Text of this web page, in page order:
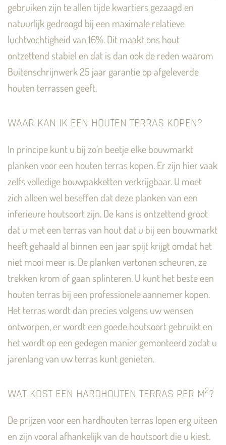
gebruiken zijn te allen tijde kwartiers gezaagd en
natuurlijk gedroogd bij een maximale relatieve
luchtvochtigheid van 16%. Dit maakt ons hout
ontzettend stabiel en dat is dan ook de reden waarom
Buitenschrijnwerk 25 jaar garantie op afgeleverde
houten terrassen geeft.
WAAR KAN IK EEN HOUTEN TERRAS KOPEN?
In principe kunt u bij zo’n beetje elke bouwmarkt
planken voor een houten terras kopen. Er zijn hier vaak
zelfs volledige bouwpakketten verkrijgbaar. U moet
zich alleen wel beseffen dat deze planken van een
inferieure houtsoort zijn. De kans is ontzettend groot
dat u met een terras van hout dat u bij een bouwmarkt
heeft gehaald al binnen een jaar spijt krijgt omdat het
niet mooi meer is. De planken vertonen scheuren, ze
trekken krom of gaan splinteren. U kunt het beste een
houten terras bij een professionele aannemer kopen.
Het terras wordt dan precies volgens uw wensen
ontworpen, er wordt een goede houtsoort gebruikt en
het wordt op een gedegen manier gemonteerd zodat u
jarenlang van uw terras kunt genieten.
WAT KOST EEN HARDHOUTEN TERRAS PER M2?
De prijzen voor een hardhouten terras lopen erg uiteen
en zijn vooral afhankelijk van de houtsoort die u kiest.